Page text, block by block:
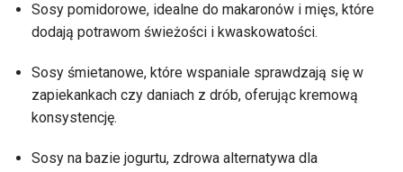
Sosy pomidorowe, idealne do makaronów i mięs, które
dodają potrawom świeżości i kwaskowatości.
Sosy śmietanowe, które wspaniale sprawdzają się w
zapiekankach czy daniach z drób, oferując kremową
konsystencję.
Sosy na bazie jogurtu, zdrowa alternatywa dla